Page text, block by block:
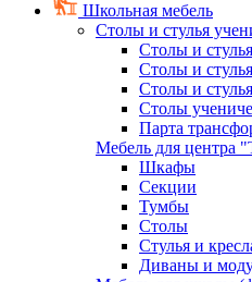
Школьная мебель
Столы и стулья
Столы и
Столы и
Столы и
Столы
Парта
Мебель для центра
Шкафы
Секции
Тумбы
Столы
Стулья и
Диваны и